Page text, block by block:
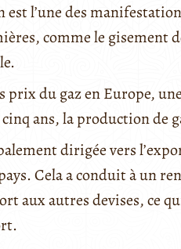
est l’une des
comme le gisement
prix du gaz en Europe,
ans, la production de
dirigée vers
Cela a conduit à un
aux autres devises, ce